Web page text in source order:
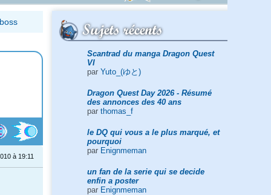
Sujets récents
Scantrad du manga Dragon Quest
VI
par Yuto_(ゆと)
Dragon Quest Day 2026 - Résumé
des annonces des 40 ans
par thomas_f
le DQ qui vous a le plus marqué, et
pourquoi
par Enignmeman
un fan de la serie qui se decide
enfin a poster
par Enignmeman
à 19:11